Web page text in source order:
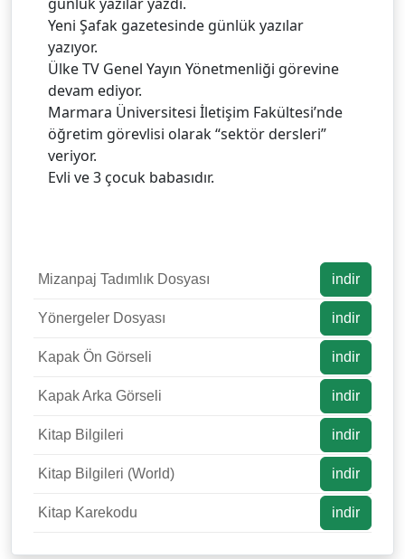
Yeni Şafak gazetesinde günlük yazılar
yazıyor.
Ülke TV Genel Yayın Yönetmenliği görevine
devam ediyor.
Marmara Üniversitesi İletişim Fakültesi’nde
öğretim görevlisi olarak “sektör dersleri”
veriyor.
Evli ve 3 çocuk babasıdır.
Mizanpaj Tadımlık Dosyası indir
Yönergeler Dosyası indir
Kapak Ön Görseli indir
Kapak Arka Görseli indir
Kitap Bilgileri indir
Kitap Bilgileri (World) indir
Kitap Karekodu indir